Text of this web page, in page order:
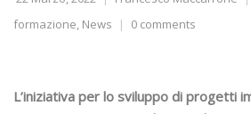
formazione, News 0 comments
L’iniziativa per lo sviluppo di progetti